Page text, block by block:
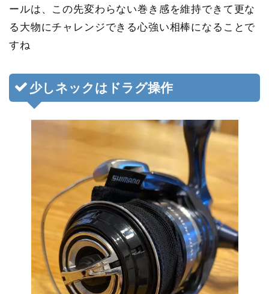
ールは、この先変わらない巻き感を維持できて更な
る大物にチャレンジできる心強い相棒になることで
すね
少しネックはドラグ操作